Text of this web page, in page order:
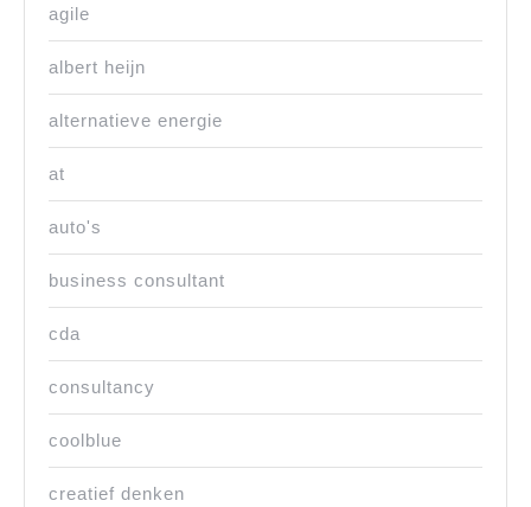
agile
albert heijn
alternatieve energie
at
auto's
business consultant
cda
consultancy
coolblue
creatief denken